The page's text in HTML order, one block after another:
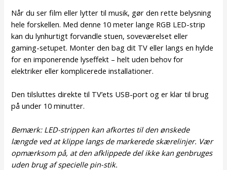
Når du ser film eller lytter til musik, gør den rette belysning
hele forskellen. Med denne 10 meter lange RGB LED-strip
kan du lynhurtigt forvandle stuen, soveværelset eller
gaming-setupet. Monter den bag dit TV eller langs en hylde
for en imponerende lyseffekt – helt uden behov for
elektriker eller komplicerede installationer.
Den tilsluttes direkte til TV’ets USB-port og er klar til brug
på under 10 minutter.
Bemærk: LED-strippen kan afkortes til den ønskede
længde ved at klippe langs de markerede skærelinjer. Vær
opmærksom på, at den afklippede del ikke kan genbruges
uden brug af specielle pin-stik.